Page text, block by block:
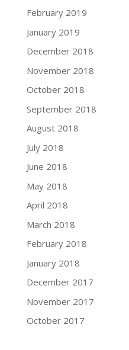
February 2019
January 2019
December 2018
November 2018
October 2018
September 2018
August 2018
July 2018
June 2018
May 2018
April 2018
March 2018
February 2018
January 2018
December 2017
November 2017
October 2017